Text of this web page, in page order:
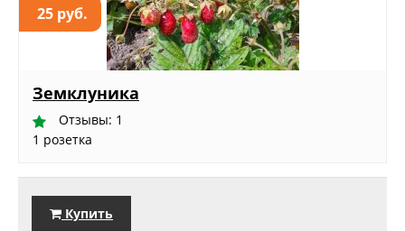
25 руб.
Земклуника
Отзывы: 1
1 розетка
Купить